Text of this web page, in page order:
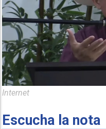
Internet
Escucha la nota